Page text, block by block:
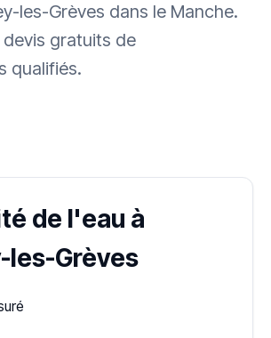
les-Grèves dans le Manche.
devis gratuits de
qualifiés.
de l'eau à
les-Grèves